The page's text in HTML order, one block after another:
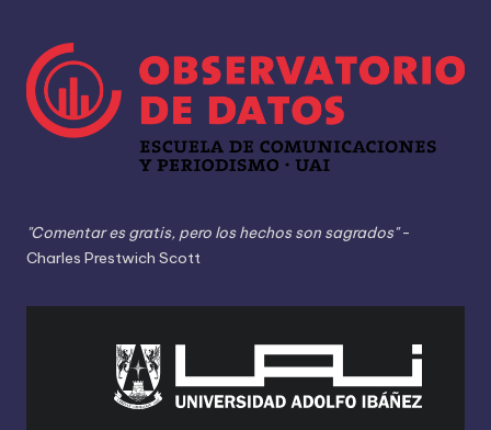
"Comentar es gratis, pero los hechos son sagrados"-
Charles Prestwich Scott